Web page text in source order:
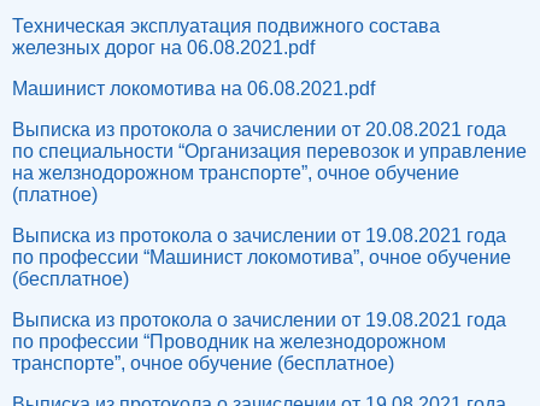
Техническая эксплуатация подвижного состава
железных дорог на 06.08.2021.pdf
Машинист локомотива на 06.08.2021.pdf
Выписка из протокола о зачислении от 20.08.2021 года
по специальности “Организация перевозок и управление
на желзнодорожном транспорте”, очное обучение
(платное)
Выписка из протокола о зачислении от 19.08.2021 года
по профессии “Машинист локомотива”, очное обучение
(бесплатное)
Выписка из протокола о зачислении от 19.08.2021 года
по профессии “Проводник на железнодорожном
транспорте”, очное обучение (бесплатное)